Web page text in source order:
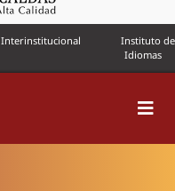
Interinstitucional
Instituto de
Idiomas